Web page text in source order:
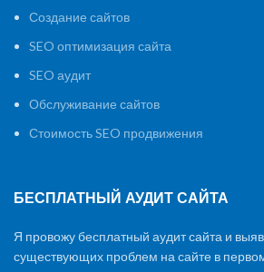
Создание сайтов
SEO оптимизация сайта
SEO аудит
Обслуживание сайтов
Стоимость SEO продвижения
БЕСПЛАТНЫЙ АУДИТ САЙТА
Я провожу бесплатный аудит сайта и
существующих проблем на сайте в